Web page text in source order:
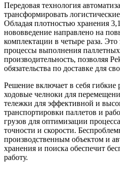
Передовая технология
трансформировать
Обладая плотностью хранения
нововведение направлено на
комплектации в четыре раза. Это
процессы выполнения
производительность, позволяя
обязательства по доставке для
Решение включает в себя гибкие
ходовые челноки для
тележки для эффективной и
транспортировки паллетов и
грузов для оптимизации
точности и скорости.
производственным объектом и
хранения и поиска обеспечит
работу.